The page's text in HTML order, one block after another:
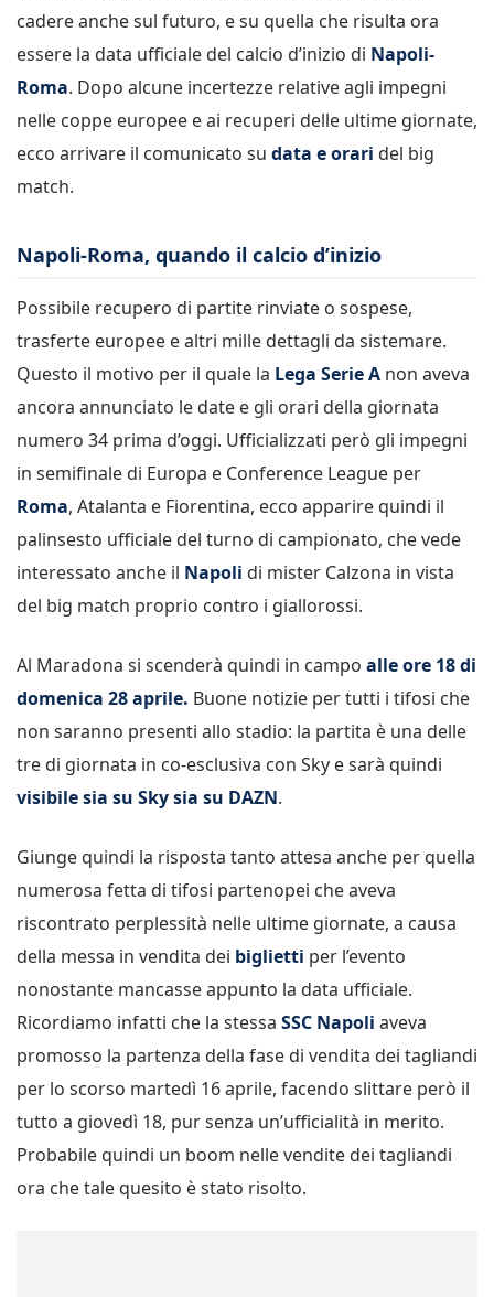
cadere anche sul futuro, e su quella che risulta ora
essere la data ufficiale del calcio d’inizio di Napoli-
Roma. Dopo alcune incertezze relative agli impegni
nelle coppe europee e ai recuperi delle ultime giornate,
ecco arrivare il comunicato su data e orari del big
match.
Napoli-Roma, quando il calcio d’inizio
Possibile recupero di partite rinviate o sospese,
trasferte europee e altri mille dettagli da sistemare.
Questo il motivo per il quale la Lega Serie A non aveva
ancora annunciato le date e gli orari della giornata
numero 34 prima d’oggi. Ufficializzati però gli impegni
in semifinale di Europa e Conference League per
Roma, Atalanta e Fiorentina, ecco apparire quindi il
palinsesto ufficiale del turno di campionato, che vede
interessato anche il Napoli di mister Calzona in vista
del big match proprio contro i giallorossi.
Al Maradona si scenderà quindi in campo alle ore 18 di
domenica 28 aprile. Buone notizie per tutti i tifosi che
non saranno presenti allo stadio: la partita è una delle
tre di giornata in co-esclusiva con Sky e sarà quindi
visibile sia su Sky sia su DAZN.
Giunge quindi la risposta tanto attesa anche per quella
numerosa fetta di tifosi partenopei che aveva
riscontrato perplessità nelle ultime giornate, a causa
della messa in vendita dei biglietti per l’evento
nonostante mancasse appunto la data ufficiale.
Ricordiamo infatti che la stessa SSC Napoli aveva
promosso la partenza della fase di vendita dei tagliandi
per lo scorso martedì 16 aprile, facendo slittare però il
tutto a giovedì 18, pur senza un’ufficialità in merito.
Probabile quindi un boom nelle vendite dei tagliandi
ora che tale quesito è stato risolto.